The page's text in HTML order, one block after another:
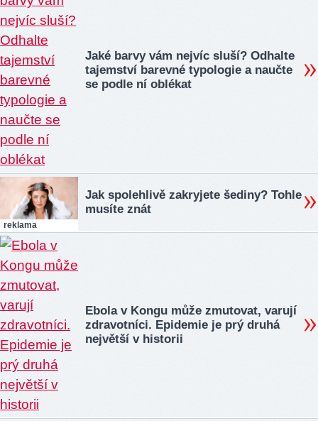
Jaké barvy vám nejvíc sluší? Odhalte
tajemství barevné typologie a naučte
se podle ní oblékat
reklama
Jak spolehlivě zakryjete šediny? Tohle
musíte znát
Ebola v Kongu může zmutovat, varují
zdravotníci. Epidemie je prý druhá
největší v historii